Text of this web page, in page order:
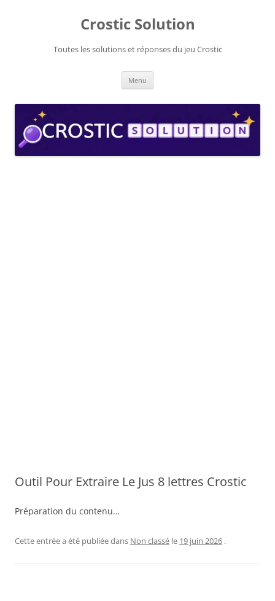
Crostic Solution
Toutes les solutions et réponses du jeu Crostic
Menu
Outil Pour Extraire Le Jus 8 lettres Crostic
Préparation du contenu…
Cette entrée a été publiée dans Non classé le 19 juin 2026 .